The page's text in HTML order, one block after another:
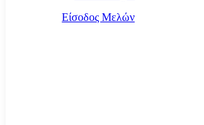
Είσοδος Μελών